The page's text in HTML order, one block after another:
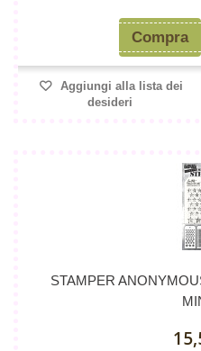
Compra
Aggiungi alla lista dei
desideri
STAMPER